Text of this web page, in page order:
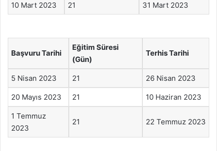
10 Mart 2023 21 31 Mart 2023
Başvuru Tarihi
Eğitim Süresi
(Gün)
Terhis Tarihi
5 Nisan 2023 21 26 Nisan 2023
20 Mayıs 2023 21 10 Haziran 2023
1 Temmuz
2023
21 22 Temmuz 2023